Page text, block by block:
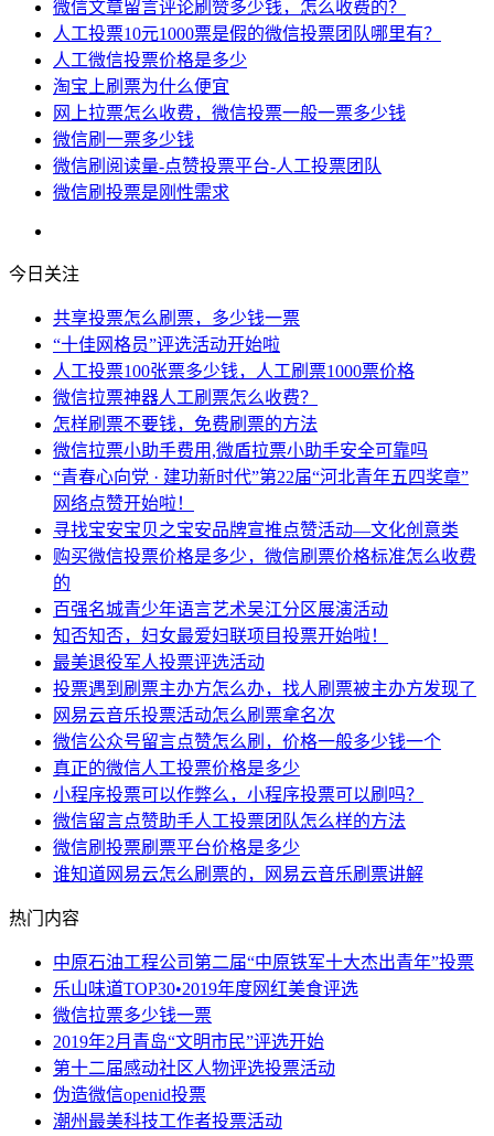
微信文章留言评论刷赞多少钱，怎么收费的？
人工投票10元1000票是假的微信投票团队哪里有？
人工微信投票价格是多少
淘宝上刷票为什么便宜
网上拉票怎么收费，微信投票一般一票多少钱
微信刷一票多少钱
微信刷阅读量-点赞投票平台-人工投票团队
微信刷投票是刚性需求
今日关注
共享投票怎么刷票，多少钱一票
“十佳网格员”评选活动开始啦
人工投票100张票多少钱，人工刷票1000票价格
微信拉票神器人工刷票怎么收费？
怎样刷票不要钱，免费刷票的方法
微信拉票小助手费用,微盾拉票小助手安全可靠吗
“青春心向党 · 建功新时代”第22届“河北青年五四奖章”
网络点赞开始啦！
寻找宝安宝贝之宝安品牌宣推点赞活动—文化创意类
购买微信投票价格是多少，微信刷票价格标准怎么收费
的
百强名城青少年语言艺术吴江分区展演活动
知否知否，妇女最爱妇联项目投票开始啦！
最美退役军人投票评选活动
投票遇到刷票主办方怎么办，找人刷票被主办方发现了
网易云音乐投票活动怎么刷票拿名次
微信公众号留言点赞怎么刷，价格一般多少钱一个
真正的微信人工投票价格是多少
小程序投票可以作弊么，小程序投票可以刷吗？
微信留言点赞助手人工投票团队怎么样的方法
微信刷投票刷票平台价格是多少
谁知道网易云怎么刷票的，网易云音乐刷票讲解
热门内容
中原石油工程公司第二届“中原铁军十大杰出青年”投票
乐山味道TOP30•2019年度网红美食评选
微信拉票多少钱一票
2019年2月青岛“文明市民”评选开始
第十二届感动社区人物评选投票活动
伪造微信openid投票
潮州最美科技工作者投票活动